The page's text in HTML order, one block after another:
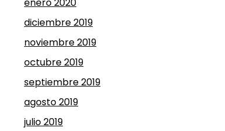
diciembre 2019
noviembre 2019
octubre 2019
septiembre 2019
agosto 2019
julio 2019